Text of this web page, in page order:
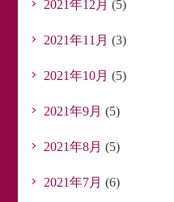
2021年12月 (5)
2021年11月 (3)
2021年10月 (5)
2021年9月 (5)
2021年8月 (5)
2021年7月 (6)